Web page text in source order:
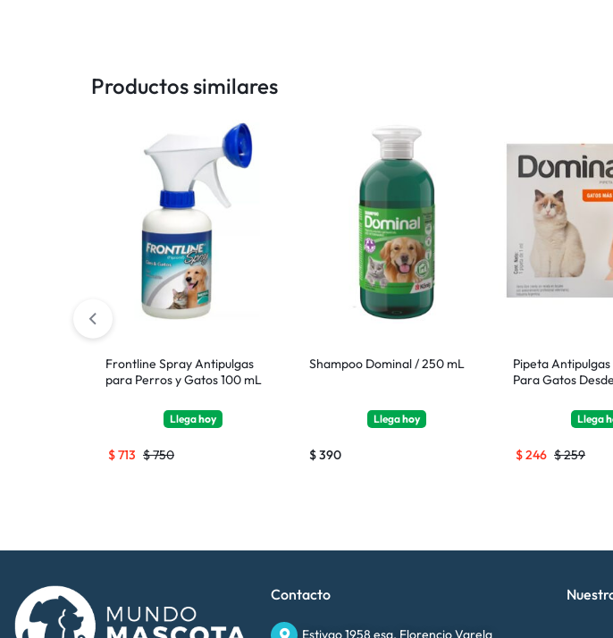
Productos similares
Frontline Spray Antipulgas
para Perros y Gatos 100 mL
Llegahoy
$750
$713
Shampoo Dominal / 250 mL
Llegahoy
$390
Pipeta
Para Gatos
Llega
$259
$246
Contacto
Estivao 1958 esq. Florencio Varela